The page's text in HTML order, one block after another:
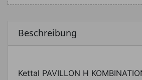
Beschreibung
Kettal PAVILLON H